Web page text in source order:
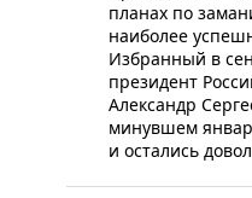
планах по
наиболее
Избранный в
президент
Александр
минувшем
и остались